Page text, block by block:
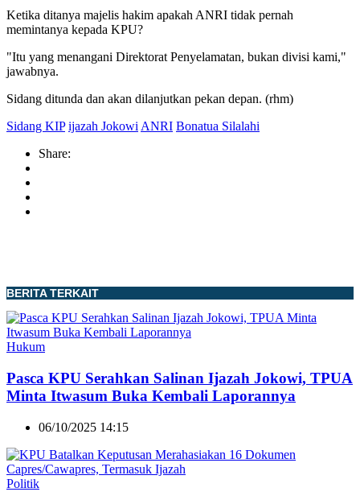
Ketika ditanya majelis hakim apakah ANRI tidak pernah
memintanya kepada KPU?
"Itu yang menangani Direktorat Penyelamatan, bukan divisi kami,"
jawabnya.
Sidang ditunda dan akan dilanjutkan pekan depan. (rhm)
Sidang KIP ijazah Jokowi ANRI Bonatua Silalahi
Share:
BERITA TERKAIT
Hukum
Pasca KPU Serahkan Salinan Ijazah Jokowi, TPUA
Minta Itwasum Buka Kembali Laporannya
06/10/2025 14:15
Politik